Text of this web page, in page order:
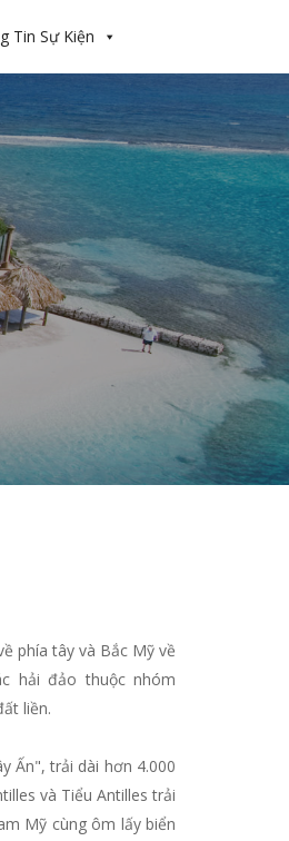
Tin Sự Kiện
phía tây và Bắc Mỹ về
hải đảo thuộc nhóm
liền.
Ấn", trải dài hơn 4.000
và Tiểu Antilles trải
Mỹ cùng ôm lấy biển